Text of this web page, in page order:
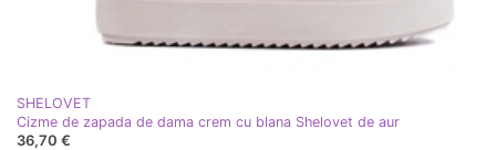
SHELOVET
Cizme de zapada de dama crem cu blana Shelovet de aur
36,70 €